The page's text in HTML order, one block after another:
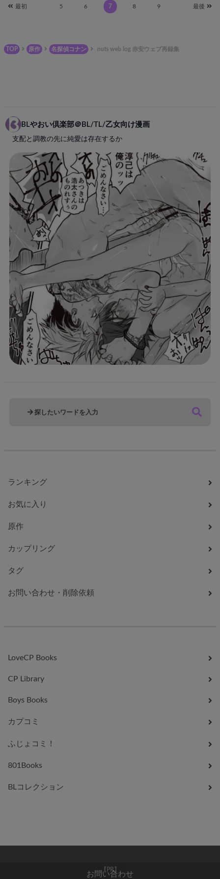
最初 5 6 7 8 9 最後
TOP 原作 名探偵コナン nuts web log 赤安ウェブ再録集
BLやおい倶楽部＠BL/TL/乙女向け漫画
支配と調教の先に純愛は存在するか
ランキング
お気に入り
原作
カップリング
タグ
お問い合わせ・削除依頼
LoveCP Books
CP Library
Boys Books
カプコミ
ふじょコミ！
801Books
BLコレクション
お問い合わせ